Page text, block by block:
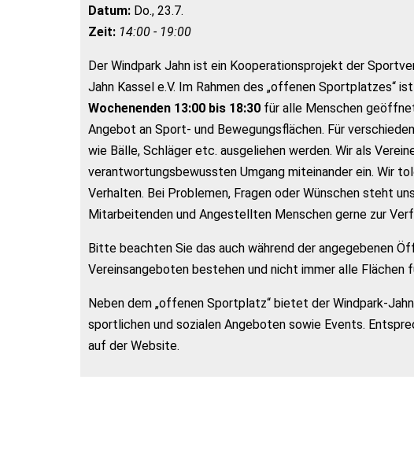
Datum: Do., 23.7.
Zeit: 14:00 - 19:00
Der Windpark Jahn ist ein Kooperationsprojekt der
Jahn Kassel e.V. Im Rahmen des „offenen Sportplatzes“
Wochenenden 13:00 bis 18:30 für alle Menschen
Angebot an Sport- und Bewegungsflächen. Für
wie Bälle, Schläger etc. ausgeliehen werden. Wir als
verantwortungsbewussten Umgang miteinander ein. Wir
Verhalten. Bei Problemen, Fragen oder Wünschen steht
Mitarbeitenden und Angestellten Menschen gerne zur
Bitte beachten Sie das auch während der angegebenen
Vereinsangeboten bestehen und nicht immer alle Flächen
Neben dem „offenen Sportplatz“ bietet der Windpark-
sportlichen und sozialen Angeboten sowie Events.
auf der Website.